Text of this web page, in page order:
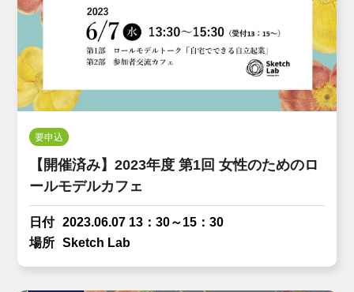
要申込
【開催済み】2023年度 第1回 女性のためのロ
ールモデルカフェ
日付 2023.06.07 13：30～15：30
場所
Sketch Lab